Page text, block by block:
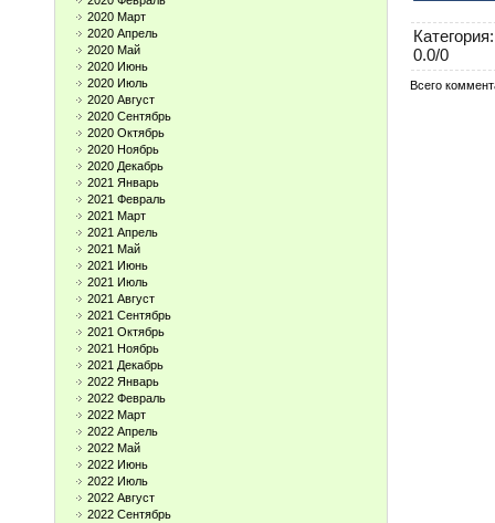
2020 Март
2020 Апрель
2020 Май
2020 Июнь
2020 Июль
2020 Август
2020 Сентябрь
2020 Октябрь
2020 Ноябрь
2020 Декабрь
2021 Январь
2021 Февраль
2021 Март
2021 Апрель
2021 Май
2021 Июнь
2021 Июль
2021 Август
2021 Сентябрь
2021 Октябрь
2021 Ноябрь
2021 Декабрь
2022 Январь
2022 Февраль
2022 Март
2022 Апрель
2022 Май
2022 Июнь
2022 Июль
2022 Август
2022 Сентябрь
Категория:
0.0/0
Всего